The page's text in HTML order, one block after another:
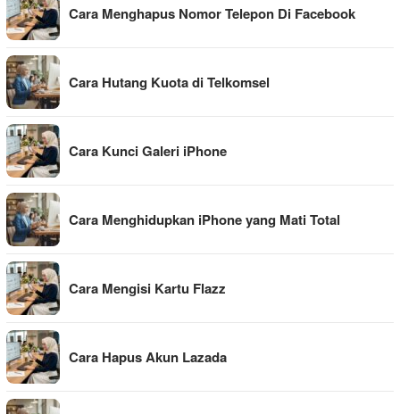
Cara Menghapus Nomor Telepon Di Facebook
Cara Hutang Kuota di Telkomsel
Cara Kunci Galeri iPhone
Cara Menghidupkan iPhone yang Mati Total
Cara Mengisi Kartu Flazz
Cara Hapus Akun Lazada